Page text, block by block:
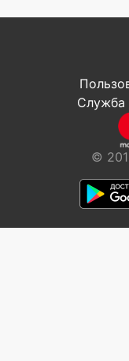
Служба
©